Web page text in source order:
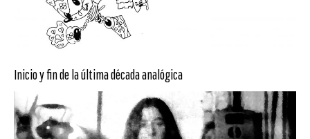
Inicio y fin de la última década analógica